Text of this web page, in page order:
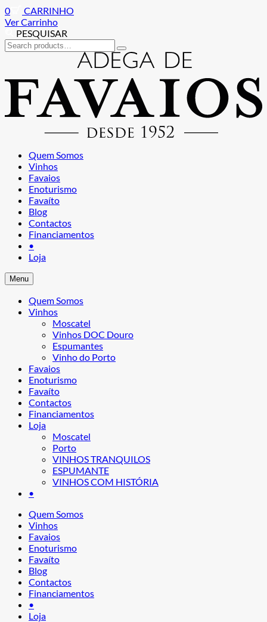
0
CARRINHO
Ver Carrinho
PESQUISAR
Search
for:
a
navegação
o
conteúdo
Quem Somos
Vinhos
Favaios
Enoturismo
Favaíto
Blog
Contactos
Financiamentos
•
Loja
Menu
Quem Somos
Vinhos
Moscatel
Vinhos DOC Douro
Espumantes
Vinho do Porto
Favaios
Enoturismo
Favaíto
Contactos
Financiamentos
Loja
Moscatel
Porto
VINHOS TRANQUILOS
ESPUMANTE
VINHOS COM HISTÓRIA
•
Quem Somos
Vinhos
Favaios
Enoturismo
Favaíto
Blog
Contactos
Financiamentos
•
Loja